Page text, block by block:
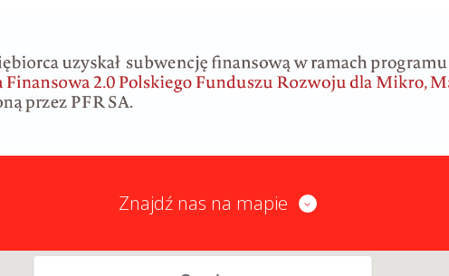
Znajdź nas na mapie